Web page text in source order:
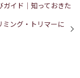
イド｜知っておきた
ング・トリマーに